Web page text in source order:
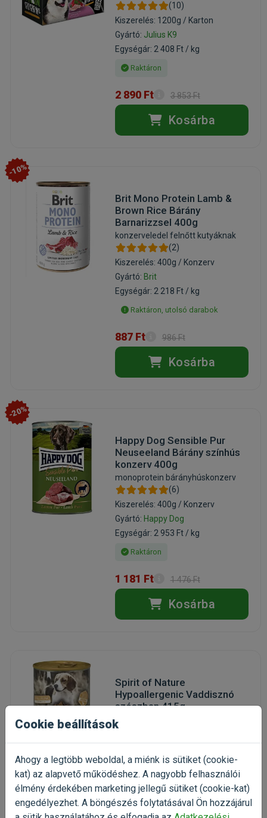
(10)
Kiszerelés: 1200g / Karton
Gyártó: Julius K9
Egységár: 2 408 Ft / kg
Raktáron
2 890 Ft 3 853 Ft
Kosárba
-10%
Brit Mono Protein Lamb &
Brown Rice Bárány
Barnarizzsel 400g
konzerveledel felnőtt kutyáknak
(2)
Kiszerelés: 400g / Konzerv
Gyártó: Brit
Egységár: 2 218 Ft / kg
Raktáron, utolsó darabok
887 Ft 986 Ft
Kosárba
-20%
Happy Dog Sensible Pur
Neuseeland Bárány színhús
konzerv 400g
monoprotein bárányhúskonzerv
(6)
Kiszerelés: 400g / Konzerv
Gyártó: Happy Dog
Egységár: 2 953 Ft / kg
Raktáron
1 181 Ft 1 476 Ft
Kosárba
Spirit of Nature
Hypoallergenic Vaddisznó
szószban 415g
konzerveledel felnőtt kutyáknak
Kiszerelés: 415g / Konzerv
Gyártó:Spirit of Nature
Egységár: 2 094 Ft / kg
Raktáron
Cookie beállítások
Ahogy a legtöbb weboldal, a miénk is sütiket (cookie-
kat) az alapvető működéshez. A nagyobb felhasználói
élmény érdekében marketing jellegű sütiket (cookie-kat)
engedélyezhet. A böngészés folytatásával Ön hozzájárul